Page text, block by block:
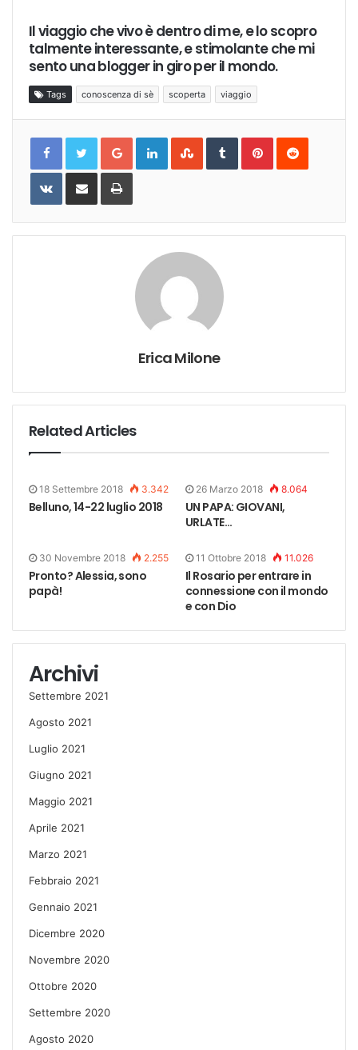
Il viaggio che vivo è dentro di me, e lo scopro
talmente interessante, e stimolante che mi
sento una blogger in giro per il mondo.
Tags conoscenza di sè scoperta viaggio
Google+LinkedInStumbleUpon
TumblrPinterestReddit
VKontakteShare
Email
Print
Erica Milone
Related Articles
18 Settembre 2018 3.342
Belluno, 14-22 luglio 2018
26 Marzo 2018 8.064
UN PAPA: GIOVANI,
URLATE…
30 Novembre 2018 2.255
Pronto? Alessia, sono
papà!
11 Ottobre 2018 11.026
Il Rosario per entrare in
connessione con il mondo
e con Dio
Archivi
Settembre 2021
Agosto 2021
Luglio 2021
Giugno 2021
Maggio 2021
Aprile 2021
Marzo 2021
Febbraio 2021
Gennaio 2021
Dicembre 2020
Novembre 2020
Ottobre 2020
Settembre 2020
Agosto 2020